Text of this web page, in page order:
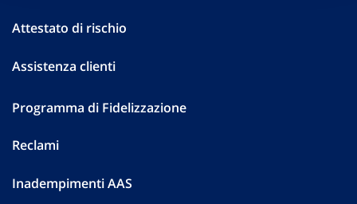
Attestato di rischio
Assistenza clienti
Programma di Fidelizzazione
Reclami
Inadempimenti AAS